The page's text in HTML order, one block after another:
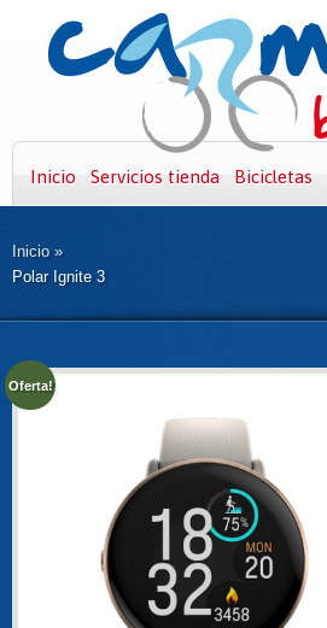
Inicio Servicios tienda Bicicletas
Inicio »
Polar Ignite 3
Oferta!